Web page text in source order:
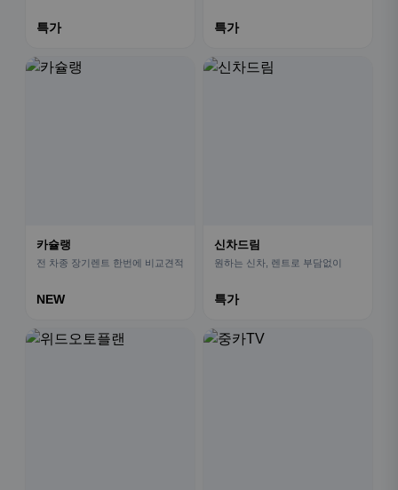
특가 특가
카슐랭
전 차종 장기렌트 한번에 비교견적
NEW
신차드림
원하는 신차, 렌트로 부담없이
특가